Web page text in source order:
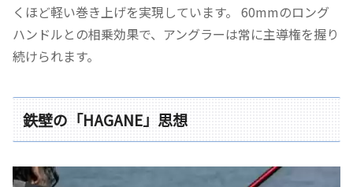
くほど軽い巻き上げを実現しています。 60mmのロング
ハンドルとの相乗効果で、アングラーは常に主導権を握り
続けられます。
鉄壁の「HAGANE」思想